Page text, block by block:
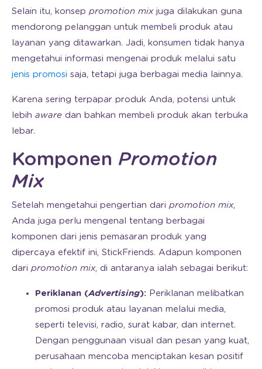
Selain itu, konsep promotion mixjuga dilakukan guna
mendorong pelanggan untuk membeli produk atau
layanan yang ditawarkan. Jadi, konsumen tidak hanya
mengetahui informasi mengenai produk melalui satu
jenis promosi saja, tetapi juga berbagai media lainnya.
Karena sering terpapar produk Anda, potensi untuk
lebih aware dan bahkan membeli produk akan terbuka
lebar.
Komponen Promotion
Mix
Setelah mengetahui pengertian dari promotion mix,
Anda juga perlu mengenal tentang berbagai
komponen dari jenis pemasaran produk yang
dipercaya efektif ini, StickFriends. Adapun komponen
dari promotion mix, di antaranya ialah sebagai berikut:
Periklanan (Advertising): Periklanan melibatkan
promosi produk atau layanan melalui media,
seperti televisi, radio, surat kabar, dan internet.
Dengan penggunaan visual dan pesan yang kuat,
perusahaan mencoba menciptakan kesan positif